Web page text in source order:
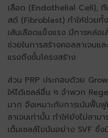
เลือด (Endothelial Cell), ที
สต์ (Fibroblast) ทำให้ช่วยทั้
เส้นเลือดแข็งแรง มีการหล่อ
ช่วยในการสร้างคอลลาเจนแ
แรงถึงชั้นโครงสร้าง
ส่วน PRP ประกอบด้วย
ให้ได้เซลล์อื่น ๆ จำพวก
มาก จึงเหมาะกับการเน้นฟื้น
ลาเจนเท่านั้น ทำให้ยังไม่สา
เต็มเซลล์ไขมันอย่าง SVF